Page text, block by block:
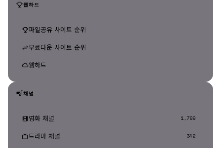
웹하드
파일공유 사이트 순위
무료다운 사이트 순위
웹하드
채널
영화 채널 1,789
드라마 채널 342